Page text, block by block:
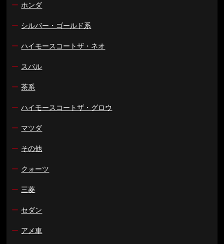
ー ホンダ
ー シルバー・ゴールド系
ー ハイモースコートザ・ネオ
ー スバル
ー 茶系
ー ハイモースコートザ・グロウ
ー マツダ
ー その他
ー クォーツ
ー 三菱
ー セダン
ー アメ車